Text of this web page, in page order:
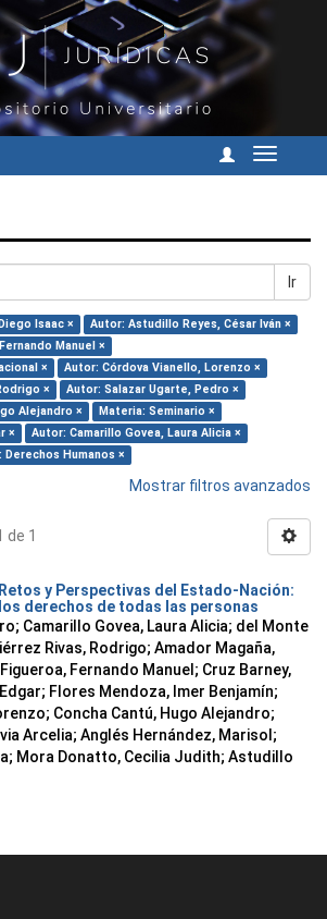
Cambiar
Ir
Isaac ×
Autor: Astudillo Reyes, César Iván ×
Manuel ×
×
Autor: Córdova Vianello, Lorenzo ×
×
Autor: Salazar Ugarte, Pedro ×
Alejandro ×
Materia: Seminario ×
×
Autor: Camarillo Govea, Laura Alicia ×
Derechos Humanos ×
Mostrar filtros avanzados
1
y Perspectivas del Estado-Nación:
derechos de todas las personas
; Camarillo Govea, Laura Alicia; del Monte
Rivas, Rodrigo; Amador Magaña,
Fernando Manuel ; Cruz Barney,
; Flores Mendoza, Imer Benjamín;
; Concha Cantú, Hugo Alejandro;
Arcelia; Anglés Hernández, Marisol ;
; Mora Donatto, Cecilia Judith; Astudillo